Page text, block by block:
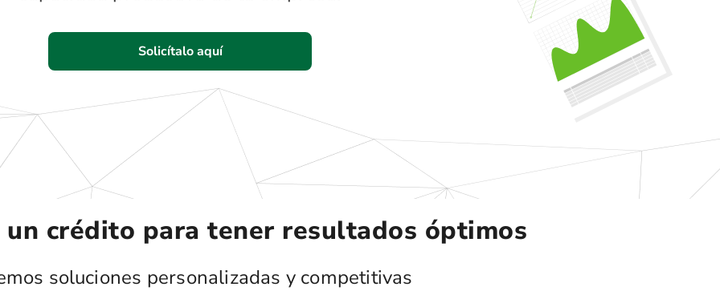
Solicítalo aquí
crédito para tener resultados óptimos
soluciones personalizadas y competitivas